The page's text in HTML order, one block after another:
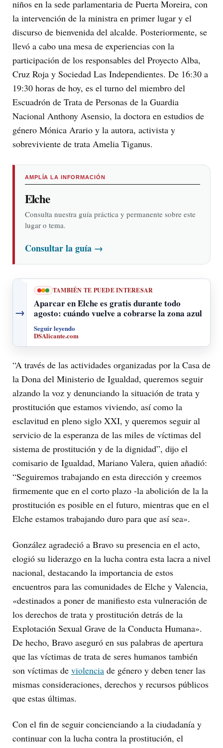
niños en la sede parlamentaria de Puerta Moreira, con
la intervención de la ministra en primer lugar y el
discurso de bienvenida del alcalde. Posteriormente, se
llevó a cabo una mesa de experiencias con la
participación de los responsables del Proyecto Alba,
Cruz Roja y Sociedad Las Independientes. De 16:30 a
19:30 horas de hoy, es el turno del miembro del
Escuadrón de Trata de Personas de la Guardia
Nacional Anthony Asensio, la doctora en estudios de
género Mónica Arario y la autora, activista y
sobreviviente de trata Amelia Tiganus.
AMPLÍA LA INFORMACIÓN
Elche
Consulta nuestra guía práctica y permanente sobre este
lugar o tema.
Consultar la guía →
→
TAMBIÉN TE PUEDE INTERESAR
Aparcar en Elche es gratis durante todo
agosto: cuándo vuelve a cobrarse la zona azul
Seguir leyendo
DSAlicante.com
“A través de las actividades organizadas por la Casa de
la Dona del Ministerio de Igualdad, queremos seguir
alzando la voz y denunciando la situación de trata y
prostitución que estamos viviendo, así como la
esclavitud en pleno siglo XXI, y queremos seguir al
servicio de la esperanza de las miles de víctimas del
sistema de prostitución y de la dignidad”, dijo el
comisario de Igualdad, Mariano Valera, quien añadió:
“Seguiremos trabajando en esta dirección y creemos
firmemente que en el corto plazo -la abolición de la la
prostitución es posible en el futuro, mientras que en el
Elche estamos trabajando duro para que así sea».
González agradeció a Bravo su presencia en el acto,
elogió su liderazgo en la lucha contra esta lacra a nivel
nacional, destacando la importancia de estos
encuentros para las comunidades de Elche y Valencia,
«destinados a poner de manifiesto esta vulneración de
los derechos de trata y prostitución detrás de la
Explotación Sexual Grave de la Conducta Humana».
De hecho, Bravo aseguró en sus palabras de apertura
que las víctimas de trata de seres humanos también
son víctimas de violencia de género y deben tener las
mismas consideraciones, derechos y recursos públicos
que estas últimas.
Con el fin de seguir concienciando a la ciudadanía y
continuar con la lucha contra la prostitución, el